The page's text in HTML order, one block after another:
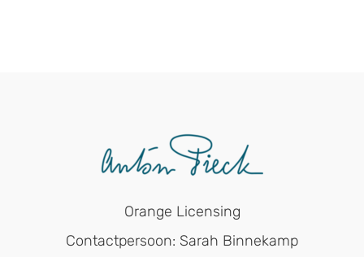
Orange Licensing
Contactpersoon: Sarah Binnekamp